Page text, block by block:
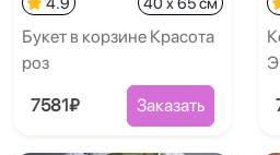
Букет в корзине Красота
роз
7581₽ Заказать